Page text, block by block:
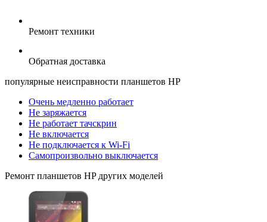
Ремонт техники
Обратная доставка
популярные неисправности планшетов HP
Очень медленно работает
Не заряжается
Не работает тачскрин
Не включается
Не подключается к Wi-Fi
Самопроизвольно выключается
Ремонт планшетов HP других моделей